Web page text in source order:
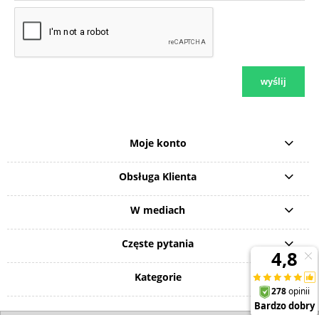
wyślij
Moje konto
Obsługa Klienta
W mediach
Częste pytania
Kategorie